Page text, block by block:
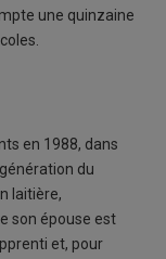
une quinzaine
en 1988, dans
du
laitière,
son épouse est
et, pour